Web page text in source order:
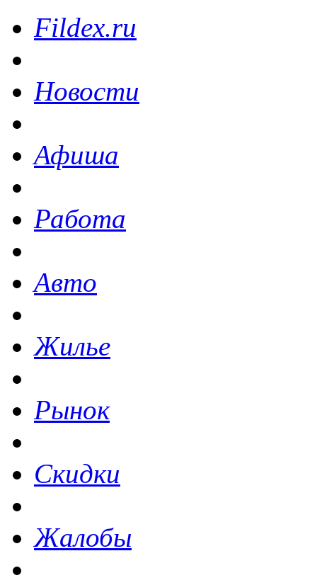
Fildex.ru
Новости
Афиша
Работа
Авто
Жилье
Рынок
Скидки
Жалобы